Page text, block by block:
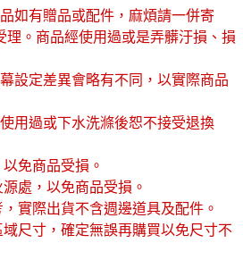
如有贈品或配件，麻煩請一併寄
理。商品經使用過或是弄髒汙損、損
設定差異會略有不同，以實際商品
用過或下水洗滌後恕不接受退換
免商品受損。
處，以免商品受損。
實際出貨不含週邊道具及配件。
尺寸，確定無誤再購買以免尺寸不